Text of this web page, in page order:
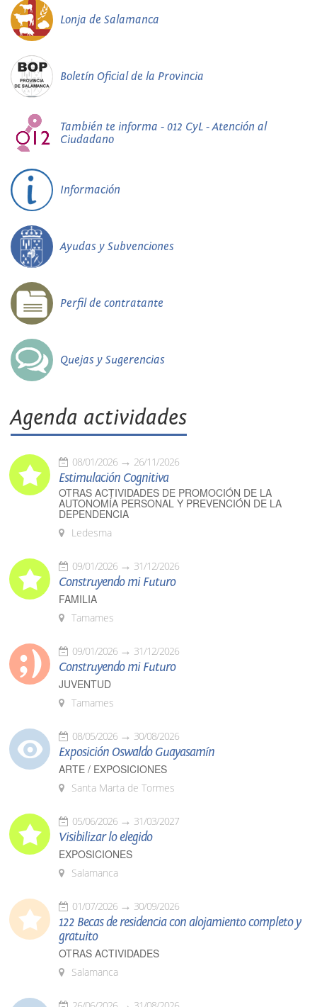
Lonja de Salamanca
Boletín Oficial de la Provincia
También te informa - 012 CyL - Atención al
Ciudadano
Información
Ayudas y Subvenciones
Perfil de contratante
Quejas y Sugerencias
Agenda actividades
08/01/2026 26/11/2026
Estimulación Cognitiva
OTRAS ACTIVIDADES DE PROMOCIÓN DE LA
AUTONOMÍA PERSONAL Y PREVENCIÓN DE LA
DEPENDENCIA
Ledesma
09/01/2026 31/12/2026
Construyendo mi Futuro
FAMILIA
Tamames
09/01/2026 31/12/2026
Construyendo mi Futuro
JUVENTUD
Tamames
08/05/2026 30/08/2026
Exposición Oswaldo Guayasamín
ARTE / EXPOSICIONES
Santa Marta de Tormes
05/06/2026 31/03/2027
Visibilizar lo elegido
EXPOSICIONES
Salamanca
01/07/2026 30/09/2026
122 Becas de residencia con alojamiento completo y
gratuito
OTRAS ACTIVIDADES
Salamanca